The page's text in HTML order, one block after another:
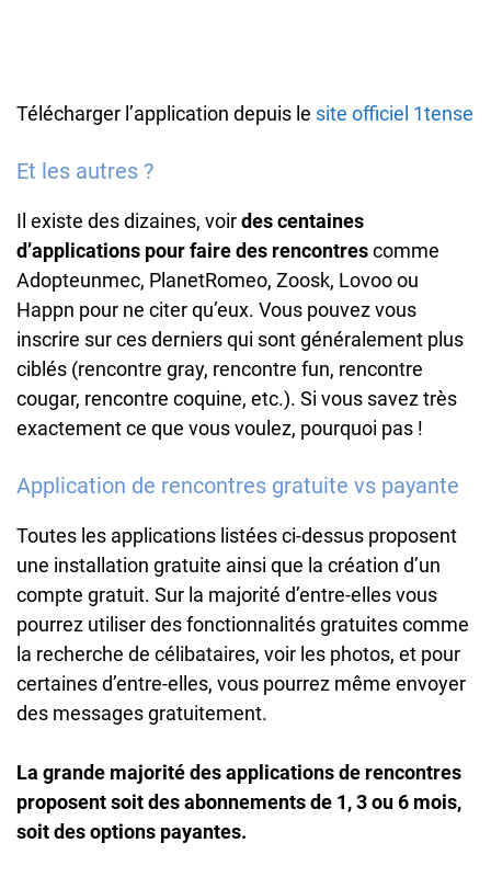
Télécharger l’application depuis le site officiel 1tense
Et les autres ?
Il existe des dizaines, voirdes centaines
d’applications pour faire des rencontrescomme
Adopteunmec, PlanetRomeo, Zoosk, Lovoo ou
Happn pour ne citer qu’eux. Vous pouvez vous
inscrire sur ces derniers qui sont généralement plus
ciblés (rencontre gray, rencontre fun, rencontre
cougar, rencontre coquine, etc.). Si vous savez très
exactement ce que vous voulez, pourquoi pas !
Application de rencontres gratuite vs payante
Toutes les applications listées ci-dessus proposent
une installation gratuite ainsi que la création d’un
compte gratuit. Sur la majorité d’entre-elles vous
pourrez utiliser des fonctionnalités gratuites comme
la recherche de célibataires, voir les photos, et pour
certaines d’entre-elles, vous pourrez même envoyer
des messages gratuitement.
La grande majorité des applications de rencontres
proposent soit des abonnements de 1, 3 ou 6 mois,
soit des options payantes.